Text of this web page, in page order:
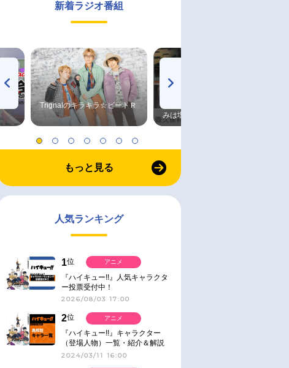
新着ラジオ番組
Trignalのキラキラ☆ビートＲ
みは塩だけ
もっと見る
人気ランキング
1位
『ハイキュー!!』人気キャラクタ
ー投票受付中！
2026/08/03 17:00
アニメ
2位
『ハイキュー!!』キャラクター
（登場人物）一覧・紹介＆解説
2024/03/11 16:00
アニメ